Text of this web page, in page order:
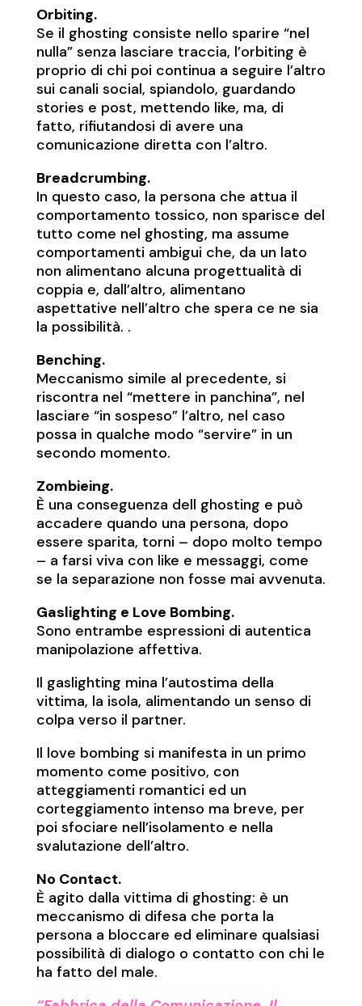
Orbiting.
Se il ghosting consiste nello sparire “nel
nulla” senza lasciare traccia, l’orbiting è
proprio di chi poi continua a seguire l’altro
sui canali social, spiandolo, guardando
stories e post, mettendo like, ma, di
fatto, rifiutandosi di avere una
comunicazione diretta con l’altro.
Breadcrumbing.
In questo caso, la persona che attua il
comportamento tossico, non sparisce del
tutto come nel ghosting, ma assume
comportamenti ambigui che, da un lato
non alimentano alcuna progettualità di
coppia e, dall’altro, alimentano
aspettative nell’altro che spera ce ne sia
la possibilità. .
Benching.
Meccanismo simile al precedente, si
riscontra nel “mettere in panchina”, nel
lasciare “in sospeso” l’altro, nel caso
possa in qualche modo “servire” in un
secondo momento.
Zombieing.
È una conseguenza dell ghosting e può
accadere quando una persona, dopo
essere sparita, torni – dopo molto tempo
– a farsi viva con like e messaggi, come
se la separazione non fosse mai avvenuta.
Gaslighting e Love Bombing.
Sono entrambe espressioni di autentica
manipolazione affettiva.
Il gaslighting mina l’autostima della
vittima, la isola, alimentando un senso di
colpa verso il partner.
Il love bombing si manifesta in un primo
momento come positivo, con
atteggiamenti romantici ed un
corteggiamento intenso ma breve, per
poi sfociare nell’isolamento e nella
svalutazione dell’altro.
No Contact.
È agito dalla vittima di ghosting: è un
meccanismo di difesa che porta la
persona a bloccare ed eliminare qualsiasi
possibilità di dialogo o contatto con chi le
ha fatto del male.